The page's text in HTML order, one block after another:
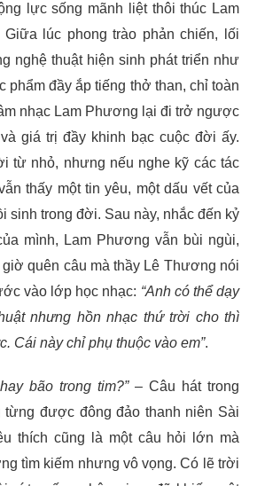
lực sống mãnh liệt thôi thúc Lam
lúc phong trào phản chiến, lối
nghệ thuật hiện sinh phát triển như
phẩm đầy ắp tiếng thở than, chỉ toàn
nhạc Lam Phương lại đi trở ngược
giá trị đầy khinh bạc cuộc đời ấy.
từ nhỏ, nhưng nếu nghe kỹ các tác
thấy một tin yêu, một dấu vết của
sinh trong đời. Sau này, nhắc đến kỷ
mình, Lam Phương vẫn bùi ngùi,
quên câu mà thầy Lê Thương nói
vào lớp học nhạc: “Anh có thể dạy
nhưng hồn nhạc thứ trời cho thì
Cái này chỉ phụ thuộc vào em”.
bão trong tim?” – Câu hát trong
từng được đông đảo thanh niên Sài
thích cũng là một câu hỏi lớn mà
tìm kiếm nhưng vô vọng. Có lẽ trời